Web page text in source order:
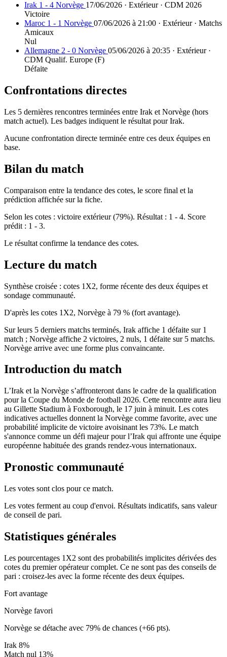
Irak 1 - 4 Norvège 17/06/2026 · Extérieur · CDM 2026
Victoire
Maroc 1 - 1 Norvège 07/06/2026 à 21:00 · Extérieur · Matchs
Amicaux
Nul
Allemagne 2 - 0 Norvège 05/06/2026 à 20:35 · Extérieur ·
CDM Qualif. Europe (F)
Défaite
Confrontations directes
Les 5 dernières rencontres terminées entre Irak et Norvège (hors
match actuel). Les badges indiquent le résultat pour Irak.
Aucune confrontation directe terminée entre ces deux équipes en
base.
Bilan du match
Comparaison entre la tendance des cotes, le score final et la
prédiction affichée sur la fiche.
Selon les cotes : victoire extérieur (79%). Résultat : 1 - 4. Score
prédit : 1 - 3.
Le résultat confirme la tendance des cotes.
Lecture du match
Synthèse croisée : cotes 1X2, forme récente des deux équipes et
sondage communauté.
D'après les cotes 1X2, Norvège à 79 % (fort avantage).
Sur leurs 5 derniers matchs terminés, Irak affiche 1 défaite sur 1
match ; Norvège affiche 2 victoires, 2 nuls, 1 défaite sur 5 matchs.
Norvège arrive avec une forme plus convaincante.
Introduction du match
L’Irak et la Norvège s’affronteront dans le cadre de la qualification
pour la Coupe du Monde de football 2026. Cette rencontre aura lieu
au Gillette Stadium à Foxborough, le 17 juin à minuit. Les cotes
indicatives actuelles donnent la Norvège comme favorite, avec une
probabilité implicite de victoire avoisinant les 73%. Le match
s'annonce comme un défi majeur pour l’Irak qui affronte une équipe
européenne habituée des grands rendez-vous internationaux.
Pronostic communauté
Les votes sont clos pour ce match.
Les votes ferment au coup d'envoi. Résultats indicatifs, sans valeur
de conseil de pari.
Statistiques générales
Les pourcentages 1X2 sont des probabilités implicites dérivées des
cotes du premier opérateur complet. Ce ne sont pas des conseils de
pari : croisez-les avec la forme récente des deux équipes.
Fort avantage
Norvège favori
Norvège se détache avec 79% de chances (+66 pts).
Irak 8%
Match nul 13%